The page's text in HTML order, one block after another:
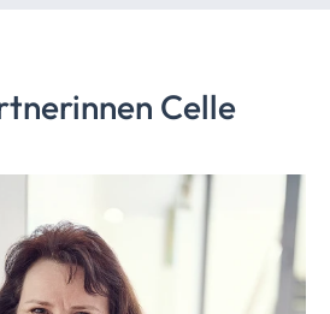
Celle